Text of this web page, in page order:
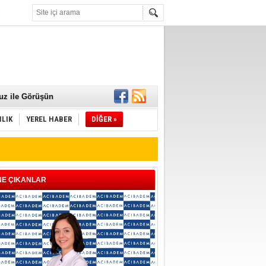
ile Görüşün
YEREL HABER DİĞER »
ÇIKANLAR